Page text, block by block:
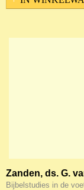
Zanden, ds. G.
Bijbelstudies in de